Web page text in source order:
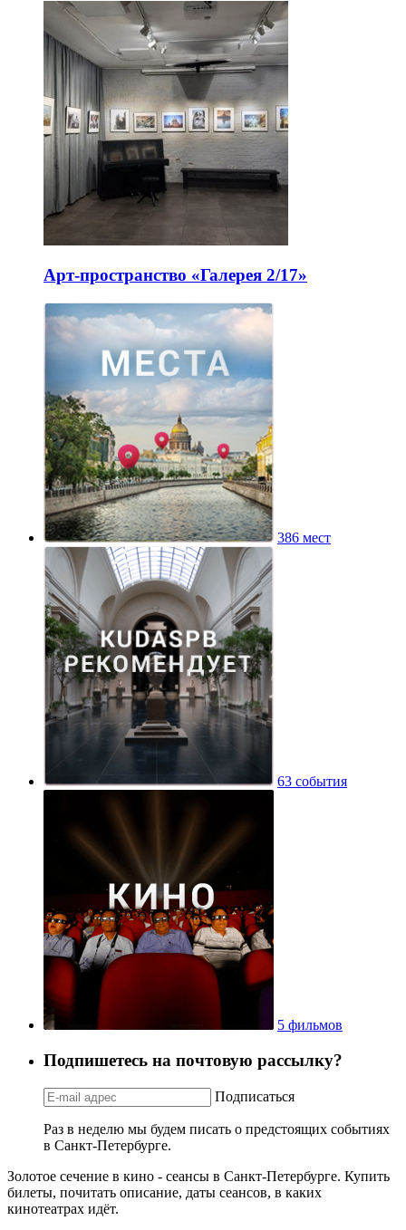
Арт-пространство «Галерея 2/17»
386 мест
63 события
5 фильмов
Подпишетесь на почтовую рассылку?
Подписаться
Раз в неделю мы будем писать о предстоящих событиях
в Санкт-Петербурге.
Золотое сечение в кино - сеансы в Санкт-Петербурге. Купить
билеты, почитать описание, даты сеансов, в каких
кинотеатрах идёт.